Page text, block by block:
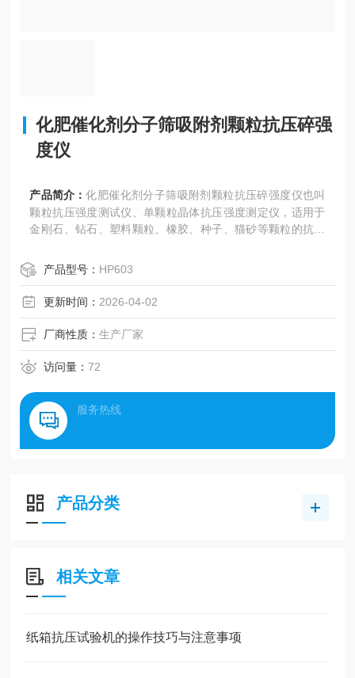
化肥催化剂分子筛吸附剂颗粒抗压碎强
度仪
产品简介：化肥催化剂分子筛吸附剂颗粒抗压碎强度仪也叫
颗粒抗压强度测试仪、单颗粒晶体抗压强度测定仪，适用于
金刚石、钻石、塑料颗粒、橡胶、种子、猫砂等颗粒的抗压
强度测试。
产品型号： HP603
更新时间： 2026-04-02
厂商性质：生产厂家
访问量：72
服务热线
产品分类
相关文章
纸箱抗压试验机的操作技巧与注意事项